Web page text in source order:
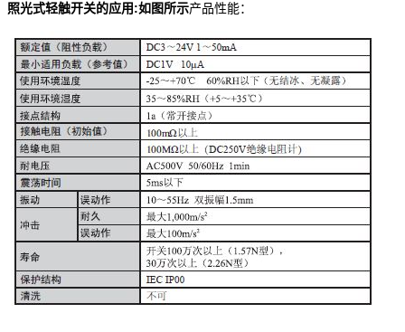
照光式轻触开关的应用:如图所示产品性能：